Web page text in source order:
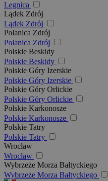
Legnica
Lądek Zdrój
Lądek Zdrój
Polanica Zdrój
Polanica Zdrój
Polskie Beskidy
Polskie Beskidy
Polskie Góry Izerskie
Polskie Góry Izerskie
Polskie Góry Orlickie
Polskie Góry Orlickie
Polskie Karkonosze
Polskie Karkonosze
Polskie Tatry
Polskie Tatry
Wrocław
Wrocław
Wybrzeże Morza Bałtyckiego
Wybrzeże Morza Bałtyckiego